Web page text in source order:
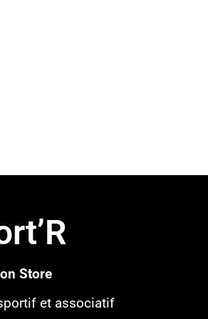
Store
et associatif